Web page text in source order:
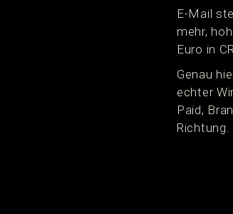
E-Mail
mehr,
Euro in
Genau
echter
Paid,
Richtung.